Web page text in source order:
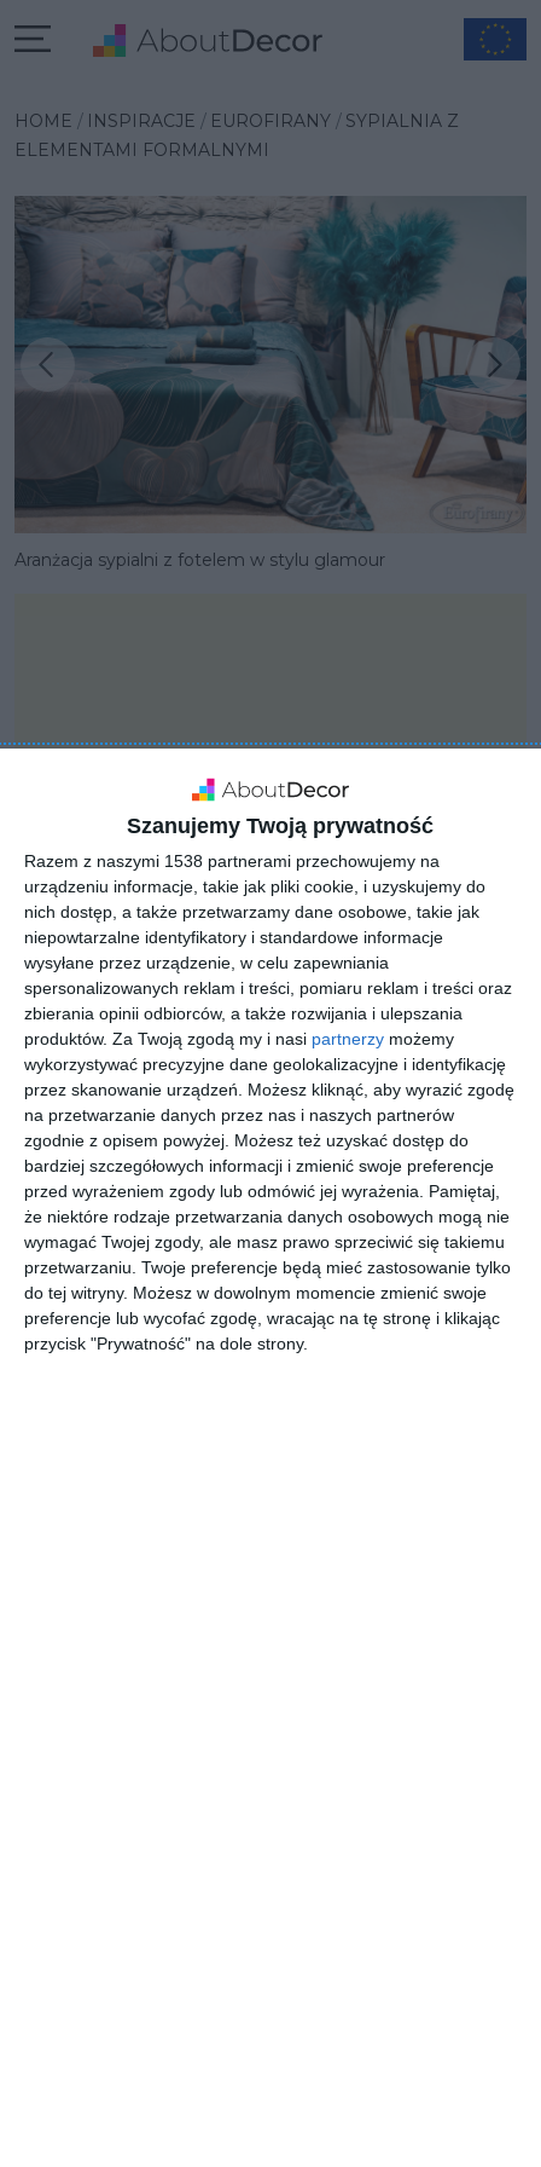
Szanujemy Twoją prywatność
Razem z naszymi 1538 partnerami przechowujemy na
urządzeniu informacje, takie jak pliki cookie, i uzyskujemy do
nich dostęp, a także przetwarzamy dane osobowe, takie jak
niepowtarzalne identyfikatory i standardowe informacje
wysyłane przez urządzenie, w celu zapewniania
spersonalizowanych reklam i treści, pomiaru reklam i treści oraz
zbierania opinii odbiorców, a także rozwijania i ulepszania
produktów. Za Twoją zgodą my i nasi partnerzy możemy
wykorzystywać precyzyjne dane geolokalizacyjne i identyfikację
przez skanowanie urządzeń. Możesz kliknąć, aby wyrazić zgodę
na przetwarzanie danych przez nas i naszych partnerów
zgodnie z opisem powyżej. Możesz też uzyskać dostęp do
bardziej szczegółowych informacji i zmienić swoje preferencje
przed wyrażeniem zgody lub odmówić jej wyrażenia.
Pamiętaj,
że niektóre rodzaje przetwarzania danych osobowych mogą nie
wymagać Twojej zgody, ale masz prawo sprzeciwić się takiemu
przetwarzaniu. Twoje preferencje będą mieć zastosowanie tylko
do tej witryny. Możesz w dowolnym momencie zmienić swoje
preferencje lub wycofać zgodę, wracając na tę stronę i klikając
przycisk "Prywatność" na dole strony.
HOME INSPIRACJE EUROFIRANY
SYPIALNIA Z
ELEMENTAMI FORMALNYMI
Poprzednia inspiracja
Następna inspiracja
Aranżacja sypialni z fotelem w stylu glamour
PROJEKT
Sypialnia z elementami
formalnymi
Sypialnia z elementami formalnymi w kolorze turkusowym z
łóżkiem kontynentalnym.
POKAŻ WIĘCEJ
AUTOR:Eurofirany
Kategoria projektu
Mieszkanie
DODAJ DO ULUBIONYCH